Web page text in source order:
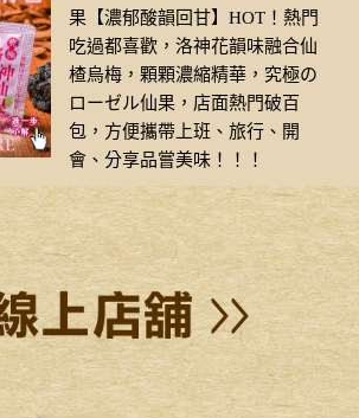
果【濃郁酸韻回甘】HOT！熱門
吃過都喜歡，洛神花韻味融合仙
楂烏梅，顆顆濃縮精華，究極の
ローゼル仙果，店面熱門破百
包，方便攜帶上班、旅行、開
會、分享品嘗美味！！！